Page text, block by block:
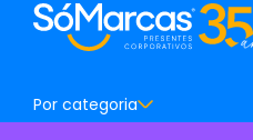
Por categoria